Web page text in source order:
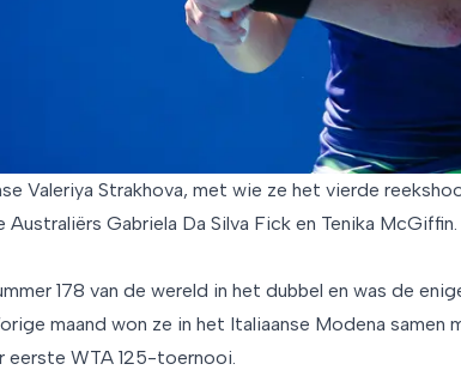
Valeriya Strakhova, met wie ze het vierde
Gabriela Da Silva Fick en Tenika McGiffin.
178 van de wereld in het dubbel en was de
maand won ze in het Italiaanse Modena samen
eerste WTA 125-toernooi.